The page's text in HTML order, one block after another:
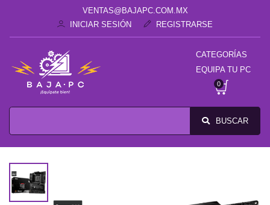
VENTAS@BAJAPC.COM.MX
INICIAR SESIÓN
REGISTRARSE
CATEGORÍAS
EQUIPA TU PC
0
BUSCAR